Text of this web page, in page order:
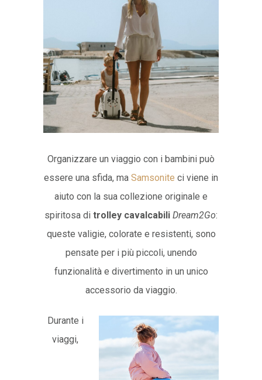
Organizzare un viaggio con i bambini può
essere una sfida, ma Samsonite ci viene in
aiuto con la sua collezione originale e
spiritosa di trolley cavalcabili Dream2Go:
queste valigie, colorate e resistenti, sono
pensate per i più piccoli, unendo
funzionalità e divertimento in un unico
accessorio da viaggio.
Durante i
viaggi,